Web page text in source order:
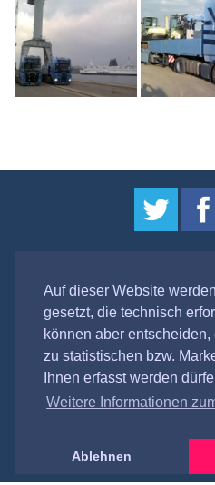
Auf dieser Website
gesetzt, die technisch
können aber
zu statistischen bzw.
Ihnen erfasst werden
Weitere Informationen
Ablehnen
(c)
Gewerblicher
Dieter
Am
18184
Telefax: +49 (0)